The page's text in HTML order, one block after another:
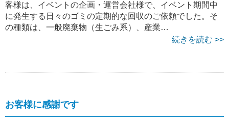
客様は、イベントの企画・運営会社様で、イベント期間中
に発生する日々のゴミの定期的な回収のご依頼でした。そ
の種類は、一般廃棄物（生ごみ系）、産業…
続きを読む >>
お客様に感謝です